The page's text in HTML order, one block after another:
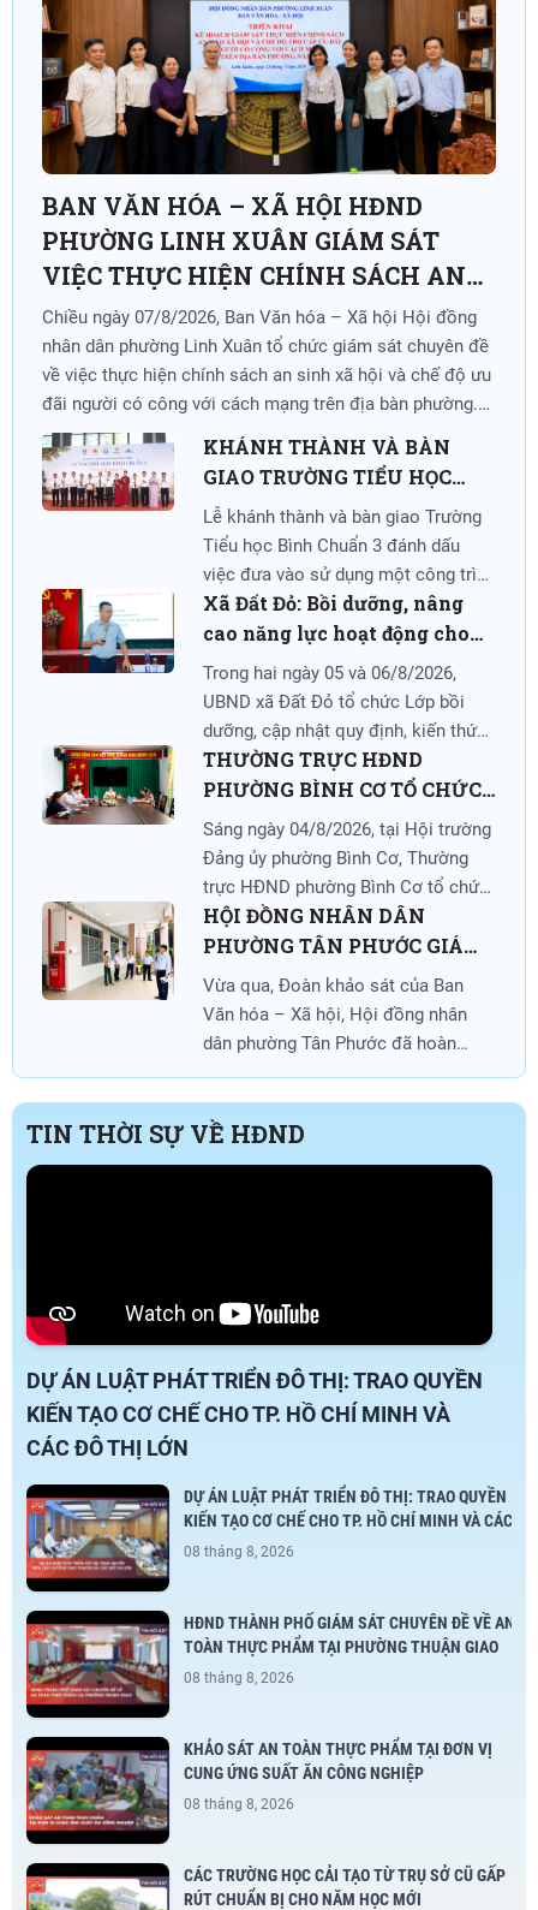
BAN VĂN HÓA – XÃ HỘI HĐND
PHƯỜNG LINH XUÂN GIÁM SÁT
VIỆC THỰC HIỆN CHÍNH SÁCH AN
SINH XÃ HỘI VÀ CHẾ ĐỘ ƯU ĐÃI
NGƯỜI CÓ CÔNG VỚI CÁCH MẠNG
Chiều ngày 07/8/2026, Ban Văn hóa – Xã hội Hội đồng
nhân dân phường Linh Xuân tổ chức giám sát chuyên đề
về việc thực hiện chính sách an sinh xã hội và chế độ ưu
đãi người có công với cách mạng trên địa bàn phường.
Đồng chí Trần Thị Cẩm Vân, Trưởng Ban Văn hóa – Xã
hội Hội đồng nhân dân phường, Trưởng Đoàn giám sát
chủ trì buổi làm việc.
KHÁNH THÀNH VÀ BÀN
GIAO TRƯỜNG TIỂU HỌC
BÌNH CHUẨN 3
Lễ khánh thành và bàn giao Trường
Tiểu học Bình Chuẩn 3 đánh dấu
việc đưa vào sử dụng một công trình
giáo dục hiện đại, góp phần đáp ứng
nhu cầu học tập của học sinh trên
địa bàn phường Thuận Giao, nâng
cao chất lượng giáo dục và thể hiện
hiệu quả chủ trương xã hội hóa giáo
dục.
Xã Đất Đỏ: Bồi dưỡng, nâng
cao năng lực hoạt động cho
24 đại biểu HĐND xã năm
2026
Trong hai ngày 05 và 06/8/2026,
UBND xã Đất Đỏ tổ chức Lớp bồi
dưỡng, cập nhật quy định, kiến thức
và kỹ năng nghiệp vụ cho 24 đại biểu
HĐND xã năm 2026. Đây là hoạt
động trọng tâm nhằm cụ thể hóa
trách nhiệm của chính quyền địa
phương trong công tác đào tạo,
chuẩn hóa đội ngũ cán bộ dân cử.
THƯỜNG TRỰC HĐND
PHƯỜNG BÌNH CƠ TỔ CHỨC
PHIÊN HỌP ĐỊNH KỲ THÁNG
7/2026
Sáng ngày 04/8/2026, tại Hội trường
Đảng ủy phường Bình Cơ, Thường
trực HĐND phường Bình Cơ tổ chức
phiên họp định kỳ tháng 7/2026
nhằm xem xét, cho ý kiến đối với
các dự thảo kế hoạch và một số nội
dung chuẩn bị cho hoạt động của
HĐND phường trong thời gian tới.
HỘI ĐỒNG NHÂN DÂN
PHƯỜNG TÂN PHƯỚC GIÁM
SÁT CÔNG TÁC CHUẨN BỊ
CHO NĂM HỌC 2026-2027
Vừa qua, Đoàn khảo sát của Ban
Văn hóa – Xã hội, Hội đồng nhân
dân phường Tân Phước đã hoàn
thành đợt khảo sát tình hình tổ chức
đầu năm học 2026 – 2027 tại các
trường học trên địa bàn phường.
dục trên địa bàn. Đợt khảo sát được
thực hiện theo Quyết định thành lập
HĐND ...
TIN THỜI SỰ VỀ HĐND
DỰ ÁN LUẬT PHÁT TRIỂN ĐÔ THỊ: TRAO QUYỀN
KIẾN TẠO CƠ CHẾ CHO TP. HỒ CHÍ MINH VÀ
CÁC ĐÔ THỊ LỚN
DỰ ÁN LUẬT PHÁT TRIỂN ĐÔ THỊ: TRAO QUYỀN
KIẾN TẠO CƠ CHẾ CHO TP. HỒ CHÍ MINH VÀ CÁC
ĐÔ THỊ LỚN
08 tháng 8, 2026
HĐND THÀNH PHỐ GIÁM SÁT CHUYÊN ĐỀ VỀ AN
TOÀN THỰC PHẨM TẠI PHƯỜNG THUẬN GIAO
08 tháng 8, 2026
KHẢO SÁT AN TOÀN THỰC PHẨM TẠI ĐƠN VỊ
CUNG ỨNG SUẤT ĂN CÔNG NGHIỆP
08 tháng 8, 2026
CÁC TRƯỜNG HỌC CẢI TẠO TỪ TRỤ SỞ CŨ GẤP
RÚT CHUẨN BỊ CHO NĂM HỌC MỚI